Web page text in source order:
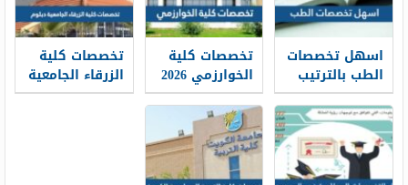
اسهل تخصصات
الطب بالترتيب
2026
تخصصات كلية
الخوارزمي 2026
ومعدلات القبول
تخصصات كلية
الزرقاء الجامعية
دبلوم 2026